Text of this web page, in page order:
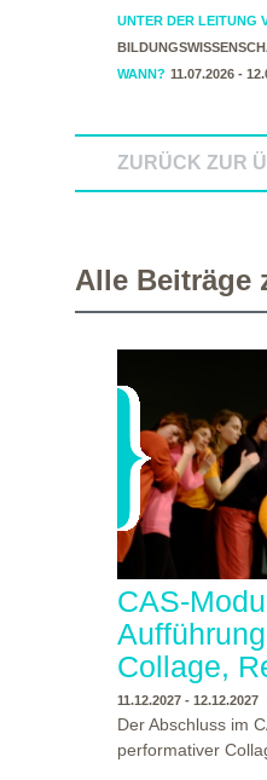
UNTER DER LEITUNG
WANN? 11.07.2026 -
ZURÜCK ZUR
Alle Beiträge
CAS-
Collage,
11.12.2027 - 12.12.2027
Der Abschluss im
performativer